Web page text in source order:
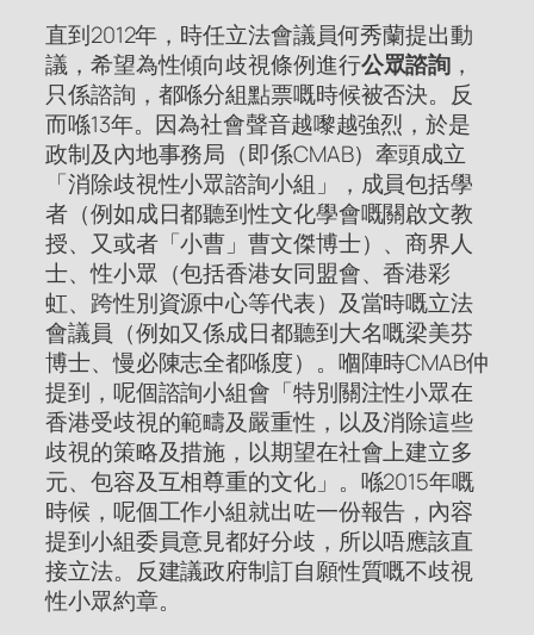
直到2012年，時任立法會議員何秀蘭提出動
議，希望為性傾向歧視條例進行公眾諮詢 ，
只係諮詢，都喺分組點票嘅時候被否決。反
而喺13年。因為社會聲音越嚟越強烈，於是
政制及內地事務局（即係CMAB）牽頭成立
「消除歧視性小眾諮詢小組」，成員包括學
者（例如成日都聽到性文化學會嘅關啟文教
授、又或者「小曹」曹文傑博士）、商界人
士、性小眾（包括香港女同盟會、香港彩
虹、跨性別資源中心等代表）及當時嘅立法
會議員（例如又係成日都聽到大名嘅梁美芬
博士、慢必陳志全都喺度）。嗰陣時CMAB仲
提到，呢個諮詢小組會「特別關注性小眾在
香港受歧視的範疇及嚴重性，以及消除這些
歧視的策略及措施，以期望在社會上建立多
元、包容及互相尊重的文化」。喺2015年嘅
時候，呢個工作小組就出咗一份報告，內容
提到小組委員意見都好分歧，所以唔應該直
接立法。反建議政府制訂自願性質嘅不歧視
性小眾約章。